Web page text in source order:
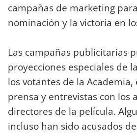
campañas de marketing
nominación y la victoria en
Las campañas publicitarias
proyecciones especiales de
los votantes de la Academia,
prensa y entrevistas con los
directores de la película.
incluso han sido acusados